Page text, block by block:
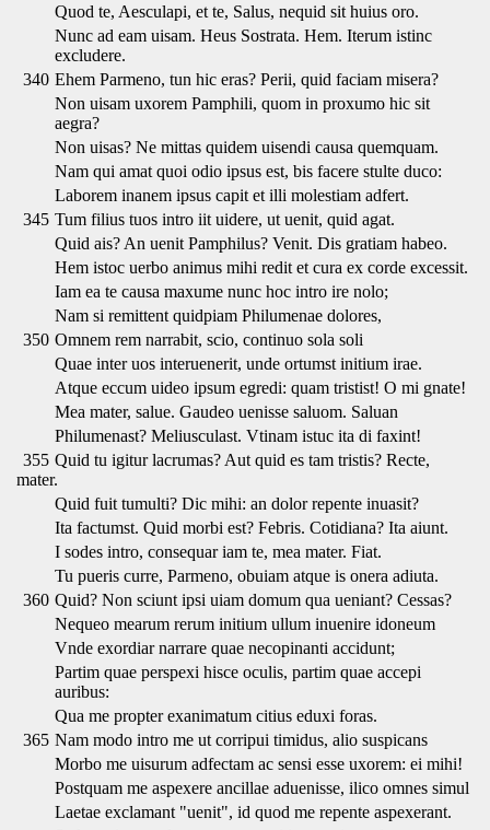
Quod te, Aesculapi, et te, Salus, nequid sit huius oro.
Nunc ad eam uisam. Heus Sostrata. Hem. Iterum istinc
excludere.
340 Ehem Parmeno, tun hic eras? Perii, quid faciam misera?
Non uisam uxorem Pamphili, quom in proxumo hic sit
aegra?
Non uisas? Ne mittas quidem uisendi causa quemquam.
Nam qui amat quoi odio ipsus est, bis facere stulte duco:
Laborem inanem ipsus capit et illi molestiam adfert.
345 Tum filius tuos intro iit uidere, ut uenit, quid agat.
Quid ais? An uenit Pamphilus? Venit. Dis gratiam habeo.
Hem istoc uerbo animus mihi redit et cura ex corde excessit.
Iam ea te causa maxume nunc hoc intro ire nolo;
Nam si remittent quidpiam Philumenae dolores,
350 Omnem rem narrabit, scio, continuo sola soli
Quae inter uos interuenerit, unde ortumst initium irae.
Atque eccum uideo ipsum egredi: quam tristist! O mi gnate!
Mea mater, salue. Gaudeo uenisse saluom. Saluan
Philumenast? Meliusculast. Vtinam istuc ita di faxint!
355 Quid tu igitur lacrumas? Aut quid es tam tristis? Recte,
mater.
Quid fuit tumulti? Dic mihi: an dolor repente inuasit?
Ita factumst. Quid morbi est? Febris. Cotidiana? Ita aiunt.
I sodes intro, consequar iam te, mea mater. Fiat.
Tu pueris curre, Parmeno, obuiam atque is onera adiuta.
360 Quid? Non sciunt ipsi uiam domum qua ueniant? Cessas?
Nequeo mearum rerum initium ullum inuenire idoneum
Vnde exordiar narrare quae necopinanti accidunt;
Partim quae perspexi hisce oculis, partim quae accepi
auribus:
Qua me propter exanimatum citius eduxi foras.
365 Nam modo intro me ut corripui timidus, alio suspicans
Morbo me uisurum adfectam ac sensi esse uxorem: ei mihi!
Postquam me aspexere ancillae aduenisse, ilico omnes simul
Laetae exclamant "uenit", id quod me repente aspexerant.